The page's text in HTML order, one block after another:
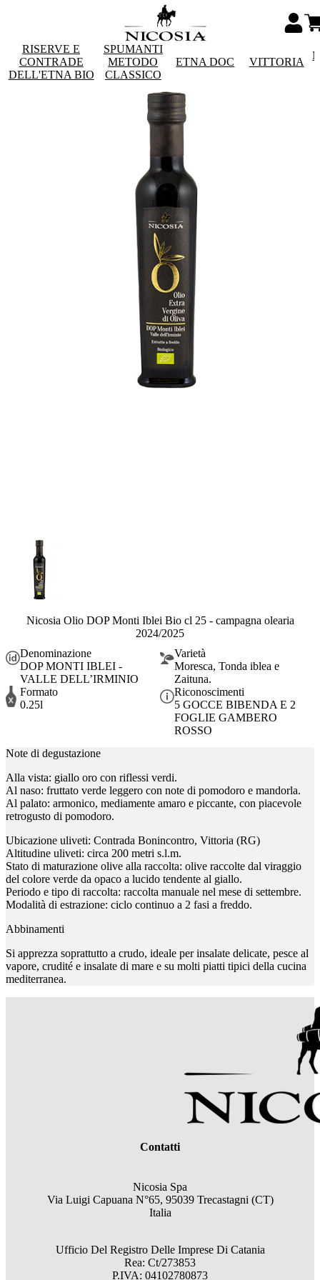
RISERVE E
CONTRADE
DELL'ETNA BIO
SPUMANTI
METODO
CLASSICO
ETNA DOC VITTORIA
Nicosia Olio DOP Monti Iblei Bio cl 25 - campagna olearia
2024/2025
Denominazione
DOP MONTI IBLEI -
VALLE DELL’IRMINIO
Varietà
Moresca, Tonda iblea e
Zaituna.
Formato
0.25l
Riconoscimenti
5 GOCCE BIBENDA E 2
FOGLIE GAMBERO
ROSSO
Note di degustazione
Alla vista: giallo oro con riflessi verdi.
Al naso: fruttato verde leggero con note di pomodoro e mandorla.
Al palato: armonico, mediamente amaro e piccante, con piacevole
retrogusto di pomodoro.
Ubicazione uliveti: Contrada Bonincontro, Vittoria (RG)
Altitudine uliveti: circa 200 metri s.l.m.
Stato di maturazione olive alla raccolta: olive raccolte dal viraggio
del colore verde da opaco a lucido tendente al giallo.
Periodo e tipo di raccolta: raccolta manuale nel mese di settembre.
Modalità di estrazione: ciclo continuo a 2 fasi a freddo.
Abbinamenti
Si apprezza soprattutto a crudo, ideale per insalate delicate, pesce al
vapore, crudité e insalate di mare e su molti piatti tipici della cucina
mediterranea.
Contatti
Nicosia Spa
Via Luigi Capuana N°65, 95039 Trecastagni (CT)
Italia
Ufficio Del Registro Delle Imprese Di Catania
Rea: Ct/273853
P.IVA: 04102780873